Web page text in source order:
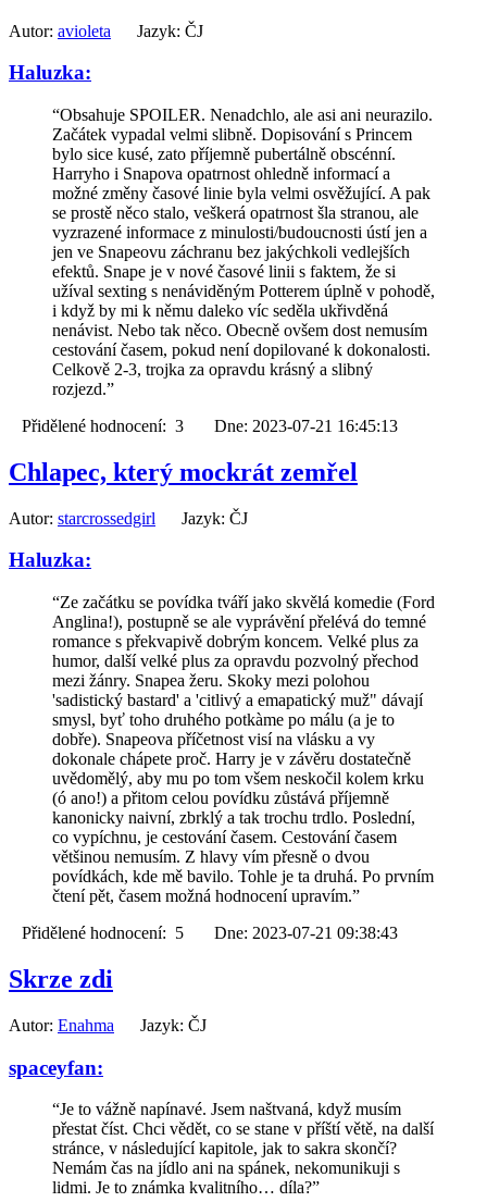
Autor: avioleta Jazyk: ČJ
Haluzka:
“Obsahuje SPOILER. Nenadchlo, ale asi ani neurazilo.
Začátek vypadal velmi slibně. Dopisování s Princem
bylo sice kusé, zato příjemně pubertálně obscénní.
Harryho i Snapova opatrnost ohledně informací a
možné změny časové linie byla velmi osvěžující. A pak
se prostě něco stalo, veškerá opatrnost šla stranou, ale
vyzrazené informace z minulosti/budoucnosti ústí jen a
jen ve Snapeovu záchranu bez jakýchkoli vedlejších
efektů. Snape je v nové časové linii s faktem, že si
užíval sexting s nenáviděným Potterem úplně v pohodě,
i když by mi k němu daleko víc seděla ukřivděná
nenávist. Nebo tak něco. Obecně ovšem dost nemusím
cestování časem, pokud není dopilované k dokonalosti.
Celkově 2-3, trojka za opravdu krásný a slibný
rozjezd.”
Přidělené hodnocení: 3 Dne: 2023-07-21 16:45:13
Chlapec, který mockrát zemřel
Autor: starcrossedgirl Jazyk: ČJ
Haluzka:
“Ze začátku se povídka tváří jako skvělá komedie (Ford
Anglina!), postupně se ale vyprávění přelévá do temné
romance s překvapivě dobrým koncem. Velké plus za
humor, další velké plus za opravdu pozvolný přechod
mezi žánry. Snapea žeru. Skoky mezi polohou
'sadistický bastard' a 'citlivý a emapatický muž" dávají
smysl, byť toho druhého potkàme po málu (a je to
dobře). Snapeova příčetnost visí na vlásku a vy
dokonale chápete proč. Harry je v závěru dostatečně
uvědomělý, aby mu po tom všem neskočil kolem krku
(ó ano!) a přitom celou povídku zůstává příjemně
kanonicky naivní, zbrklý a tak trochu trdlo. Poslední,
co vypíchnu, je cestování časem. Cestování časem
většinou nemusím. Z hlavy vím přesně o dvou
povídkách, kde mě bavilo. Tohle je ta druhá. Po prvním
čtení pět, časem možná hodnocení upravím.”
Přidělené hodnocení: 5 Dne: 2023-07-21 09:38:43
Skrze zdi
Autor: Enahma Jazyk: ČJ
spaceyfan:
“Je to vážně napínavé. Jsem naštvaná, když musím
přestat číst. Chci vědět, co se stane v příští větě, na další
stránce, v následující kapitole, jak to sakra skončí?
Nemám čas na jídlo ani na spánek, nekomunikuji s
lidmi. Je to známka kvalitního… díla?”